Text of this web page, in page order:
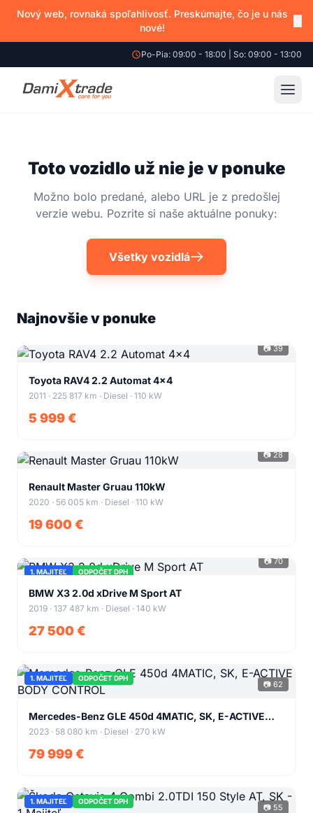
Nový web, rovnaká spoľahlivosť. Preskúmajte, čo je u nás
nové!
Po-Pia: 09:00 - 18:00 | So: 09:00 - 13:00
Toto vozidlo už nie je v ponuke
Možno bolo predané, alebo URL je z predošlej
verzie webu. Pozrite si naše aktuálne ponuky:
Všetky vozidlá
Najnovšie v ponuke
📷 39
+35
Toyota RAV4 2.2 Automat 4x4
2011 · 225 817 km · Diesel · 110 kW
5 999 €
📷 28
+24
Renault Master Gruau 110kW
2020 · 56 005 km · Diesel · 110 kW
19 600 €
1. MAJITEĽ ODPOČET DPH
📷 70
+66
BMW X3 2.0d xDrive M Sport AT
2019 · 137 487 km · Diesel · 140 kW
27 500 €
1. MAJITEĽ ODPOČET DPH
📷 62
+58
Mercedes-Benz GLE 450d 4MATIC, SK, E-ACTIVE
BODY CONTROL
2023 · 58 080 km · Diesel · 270 kW
79 999 €
1. MAJITEĽ ODPOČET DPH
📷 55